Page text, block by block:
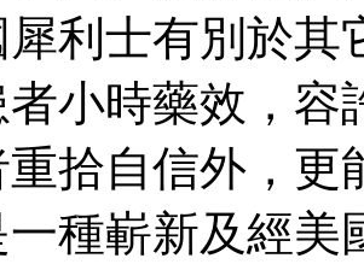
利士有別於其
小時藥效，容
拾自信外，更
一種嶄新及經